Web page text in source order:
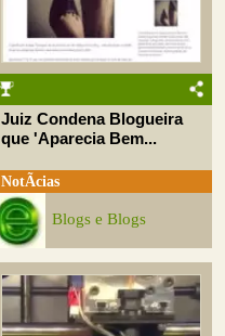
Juiz Condena Blogueira
que 'Aparecia Bem...
NotÃ­cias
Blogs e Blogs